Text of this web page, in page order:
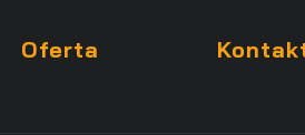
Oferta